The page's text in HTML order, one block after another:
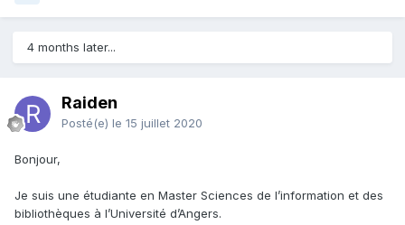
4 months later...
Raiden
Posté(e) le 15 juillet 2020
Bonjour,
Je suis une étudiante en Master Sciences de l’information et des
bibliothèques à l’Université d’Angers.